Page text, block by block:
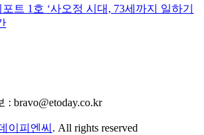
트 1호 ‘사오정 시대, 73세까지 일하기
bravo@etoday.co.kr
이피엔씨 . All rights reserved